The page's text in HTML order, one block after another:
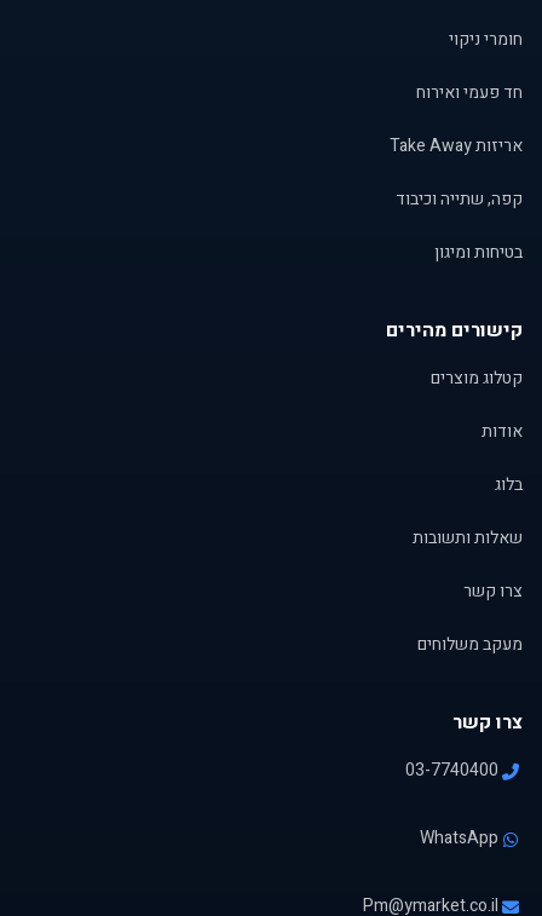
חומרי ניקוי
חד פעמי ואירוח
אריזות Take Away
קפה, שתייה וכיבוד
בטיחות ומיגון
קישורים מהירים
קטלוג מוצרים
אודות
בלוג
שאלות ותשובות
צרו קשר
מעקב משלוחים
צרו קשר
03-7740400
WhatsApp
Pm@ymarket.co.il